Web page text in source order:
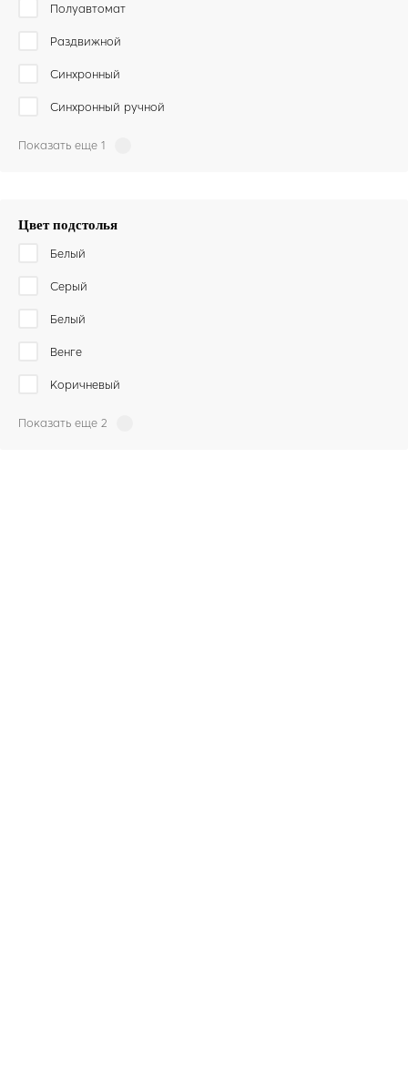
Полуавтомат
Раздвижной
Синхронный
Синхронный ручной
Показать еще 1
Цвет подстолья
Белый
Серый
Белый
Венге
Коричневый
Показать еще 2